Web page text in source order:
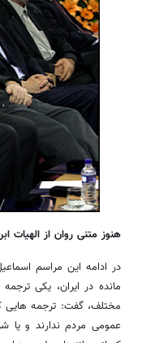
هنوز متنی روان از الهیات
در ادامه این مراسم
مانده در ایران، یکی
مختلف، گفت: ترجمه هایی
عمومی مردم ندارند و یا
روزنامه‌های صبح